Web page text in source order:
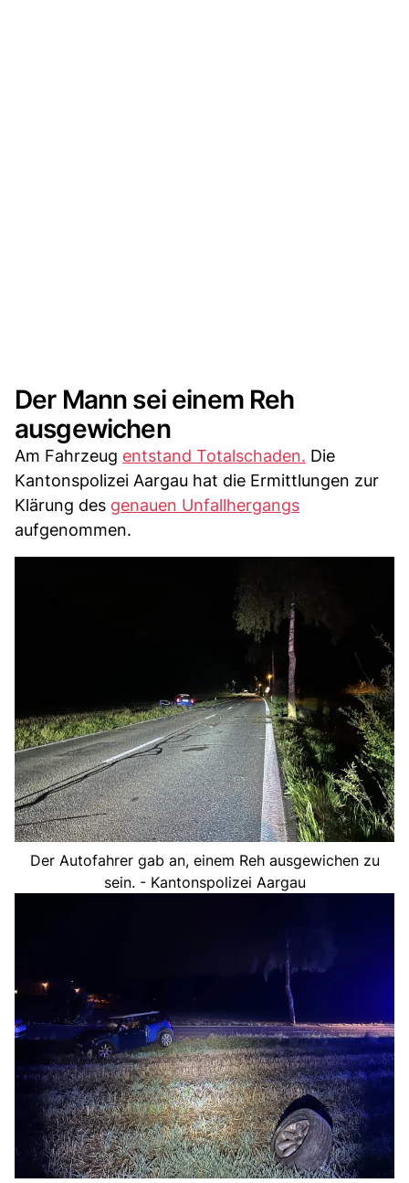
Der Mann sei einem Reh
ausgewichen
Am Fahrzeug entstand Totalschaden. Die
Kantonspolizei Aargau hat die Ermittlungen zur
Klärung des genauen Unfallhergangs
aufgenommen.
Der Autofahrer gab an, einem Reh ausgewichen zu
sein. - Kantonspolizei Aargau